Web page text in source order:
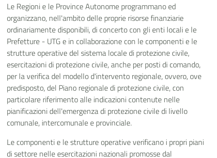
Le Regioni e le Province Autonome programmano ed
organizzano, nell'ambito delle proprie risorse finanziarie
ordinariamente disponibili, di concerto con gli enti locali e le
Prefetture - UTG e in collaborazione con le componenti e le
strutture operative del sistema locale di protezione civile,
esercitazioni di protezione civile, anche per posti di comando,
per la verifica del modello d'intervento regionale, ovvero, ove
predisposto, del Piano regionale di protezione civile, con
particolare riferimento alle indicazioni contenute nelle
pianificazioni dell'emergenza di protezione civile di livello
comunale, intercomunale e provinciale.
Le componenti e le strutture operative verificano i propri piani
di settore nelle esercitazioni nazionali promosse dal